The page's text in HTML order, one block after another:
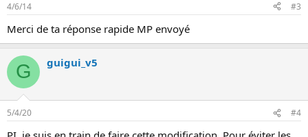
4/6/14 #3
Merci de ta réponse rapide MP envoyé
G guigui_v5
5/4/20 #4